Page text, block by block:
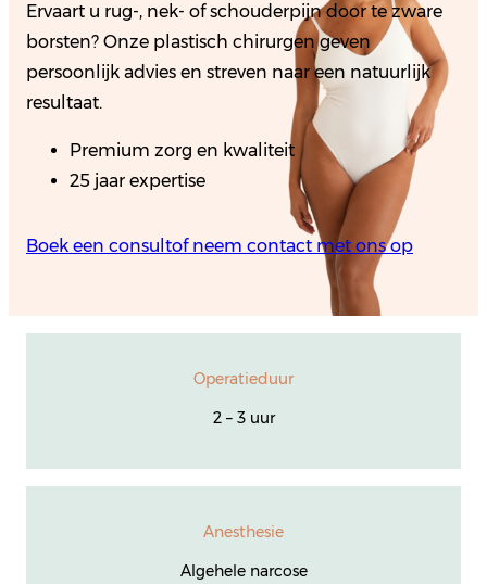
Ervaart u rug-, nek- of schouderpijn door te zware
borsten? Onze plastisch chirurgen geven
persoonlijk advies en streven naar een natuurlijk
resultaat.
Premium zorg en kwaliteit
25 jaar expertise
Boek een consultof neem contact met ons op
Operatieduur
2 – 3 uur
Anesthesie
Algehele narcose